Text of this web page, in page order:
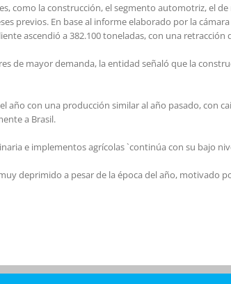
como la construcción, el segmento automotriz, el
previos. En base al informe elaborado por la
ascendió a 382.100 toneladas, con una retracción
de mayor demanda, la entidad señaló que la
año con una producción similar al año pasado, con
a Brasil.
e implementos agrícolas `continúa con su bajo
deprimido a pesar de la época del año,